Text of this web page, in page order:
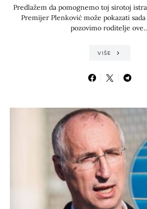
Predlažem da pomognemo toj sirotoj
Premijer Plenković može pokazati sada
pozovimo roditelje
VIŠE